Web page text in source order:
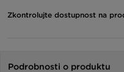
Zkontrolujte dostupnost na
Podrobnosti o produktu